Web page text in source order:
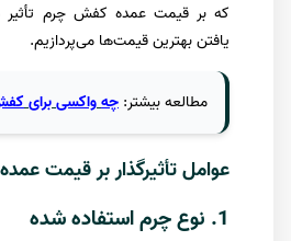
که بر قیمت عمده کفش چرم تأثیر
یافتن بهترین قیمت‌ها می‌پردازیم.
مطالعهبیشتر: چهواکسیبرای
عوامل تأثیرگذار بر قیمت
1. نوع چرم استفاده شده